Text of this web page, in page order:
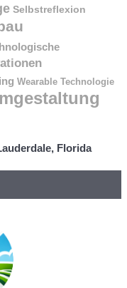
Selbstreflexion
Wearable Technologie
Florida